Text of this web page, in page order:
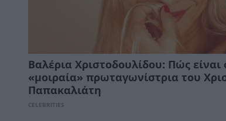
Βαλέρια Χριστοδουλίδου: Πώς
«μοιραία» πρωταγωνίστρια του
Παπακαλιάτη
CELEBRITIES